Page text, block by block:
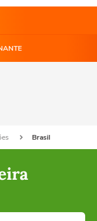
Brasil